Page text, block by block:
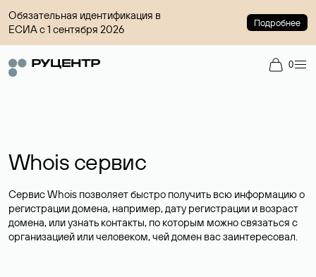
Обязательная идентификация в
ЕСИА с 1 сентября 2026
Подробнее
0
Whois сервис
Сервис Whois позволяет быстро получить всю информацию о
регистрации домена, например, дату регистрации и возраст
домена, или узнать контакты, по которым можно связаться с
организацией или человеком, чей домен вас заинтересовал.